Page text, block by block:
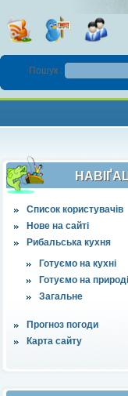
Пошук :
Список користувачів
Нове на сайті
Рибальська кухня
Готуємо на кухні
Готуємо на природі
Загальне
Прогноз погоди
Карта сайту